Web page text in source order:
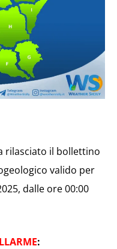
rilasciato il bollettino
valido per
dalle ore 00:00
: